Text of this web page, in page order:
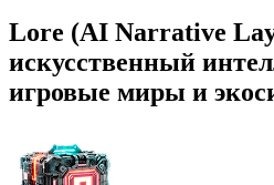
Lore (AI Narrative
искусственный
игровые миры и